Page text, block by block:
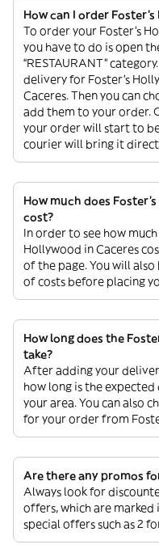
How can I order
To order your Foster's
you have to do is open
“RESTAURANT”
delivery for Foster's
Caceres. Then you can
add them to your order.
your order will start to
courier will bring it
How much does
cost?
In order to see how
Hollywood in Caceres
of the page. You will
of costs before placing
How long does the
take?
After adding your
how long is the
your area. You can also
for your order from
Are there any promos
Always look for
offers, which are marked
special offers such as 2